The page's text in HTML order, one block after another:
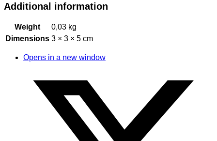
Additional information
Weight
0,03 kg
Dimensions 3 × 3 × 5 cm
Opens in a new window